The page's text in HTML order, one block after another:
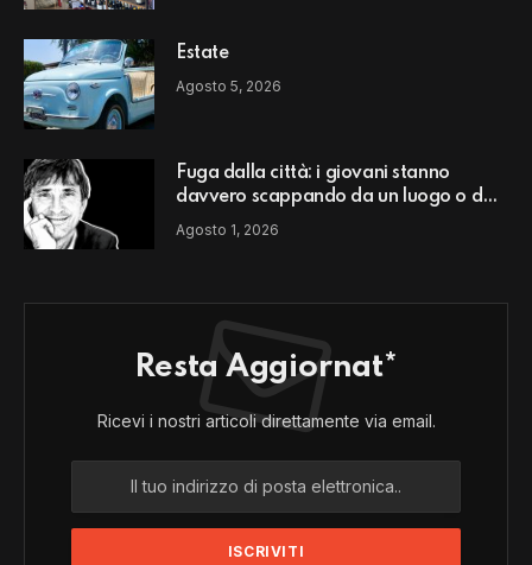
Estate
Agosto 5, 2026
Fuga dalla città: i giovani stanno
davvero scappando da un luogo o da
un modello di vita?
Agosto 1, 2026
Resta Aggiornat*
Ricevi i nostri articoli direttamente via email.